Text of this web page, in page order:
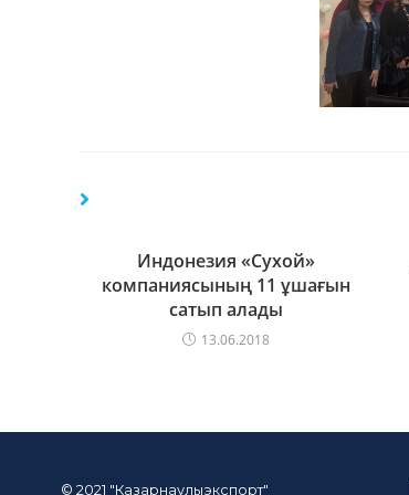
Индонезия «Сухой»
компаниясының 11 ұшағын
сатып алады
13.06.2018
© 2021 "Казарнаулыэкспорт"